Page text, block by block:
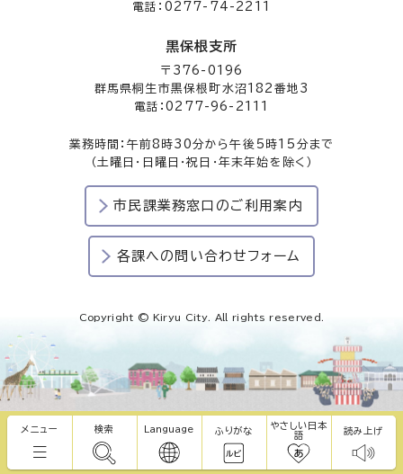
メニュー 検索 Language ふりがな
やさしい日本
語
読み上げ
電話：0277-74-2211
黒保根支所
〒376-0196
群馬県桐生市黒保根町水沼182番地3
電話：0277-96-2111
業務時間：午前8時30分から午後5時15分まで
（土曜日・日曜日・祝日・年末年始を除く）
市民課業務窓口のご利用案内
各課への問い合わせフォーム
Copyright © Kiryu City. All rights reserved.